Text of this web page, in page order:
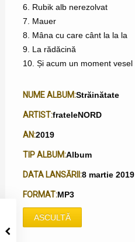
6. Rubik alb nerezolvat
7. Mauer
8. Mâna cu care cânt la la la
9. La rădăcină
10. Și acum un moment vesel
NUME ALBUM:Străinătate
ARTIST:frateleNORD
AN:2019
TIP ALBUM:Album
DATA LANSĂRII:8 martie 2019
FORMAT:MP3
ASCULTĂ